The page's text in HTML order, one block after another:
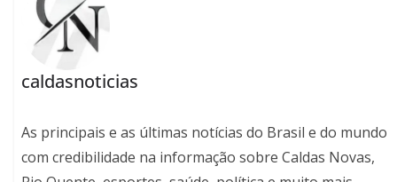
caldasnoticias
As principais e as últimas notícias do Brasil e do mundo
com credibilidade na informação sobre Caldas Novas,